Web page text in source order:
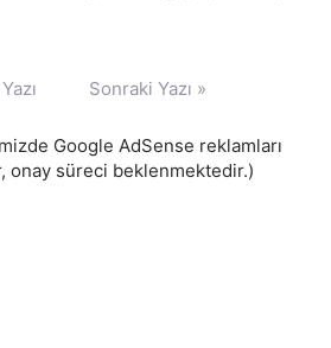
Sonraki Yazı »
Google AdSense reklamları
onay süreci beklenmektedir.)